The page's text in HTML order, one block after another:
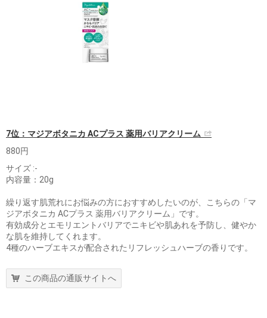
7位：マジアボタニカ ACプラス 薬用バリアクリーム
880円
サイズ :-
内容量：20g
繰り返す肌荒れにお悩みの方におすすめしたいのが、こちらの「マ
ジアボタニカ ACプラス 薬用バリアクリーム」です。
有効成分とエモリエントバリアでニキビや肌あれを予防し、健やか
な肌を維持してくれます。
4種のハーブエキスが配合されたリフレッシュハーブの香りです。
この商品の通販サイトへ